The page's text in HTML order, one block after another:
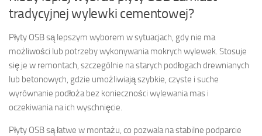
tradycyjnej wylewki cementowej?
Płyty OSB są lepszym wyborem w sytuacjach, gdy nie ma
możliwości lub potrzeby wykonywania mokrych wylewek. Stosuje
się je w remontach, szczególnie na starych podłogach drewnianych
lub betonowych, gdzie umożliwiają szybkie, czyste i suche
wyrównanie podłoża bez konieczności wylewania mas i
oczekiwania na ich wyschnięcie.
Płyty OSB są łatwe w montażu, co pozwala na stabilne podparcie